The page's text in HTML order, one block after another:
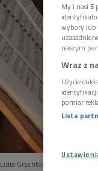
Lidia Grychtołówna
My i nasi 5
wybory lub
naszym
Wraz z
Użycie
pomiar
Lista